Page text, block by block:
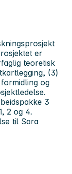
er
teoretisk
(3)
og
3
2 og 4.
til Sara